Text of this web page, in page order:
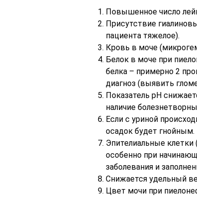
Повышенное число
Присутствие
пациента тяжелое).
Кровь в моче
Белок в моче при
белка – примерно 2
диагноз (выявить
Показатель рН
наличие
Если с уриной
осадок будет гнойным.
Эпителиальные клетки
особенно при
заболевания и
Снижается удельный
Цвет мочи при